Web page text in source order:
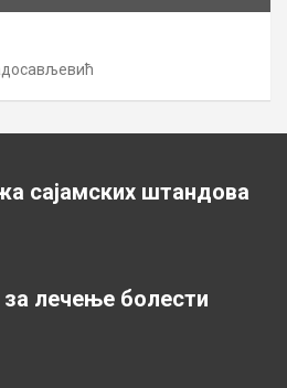
сајамских штандова
лечење болести